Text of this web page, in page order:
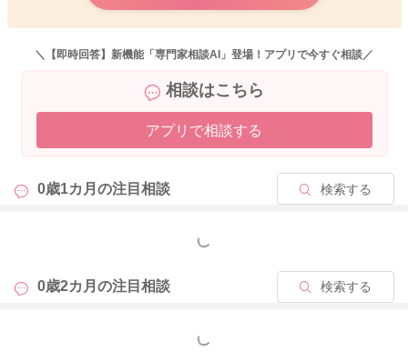
＼【即時回答】新機能「専門家相談AI」登場！アプリで今すぐ相談／
相談はこちら
アプリで相談する
0歳1カ月の注目相談 検索する
もっと見る
0歳2カ月の注目相談 検索する
もっと見る